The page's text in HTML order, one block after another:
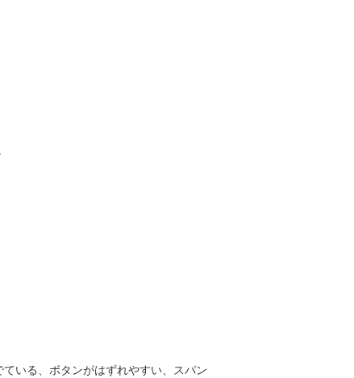
いる、ボタンがはずれやすい、スパン